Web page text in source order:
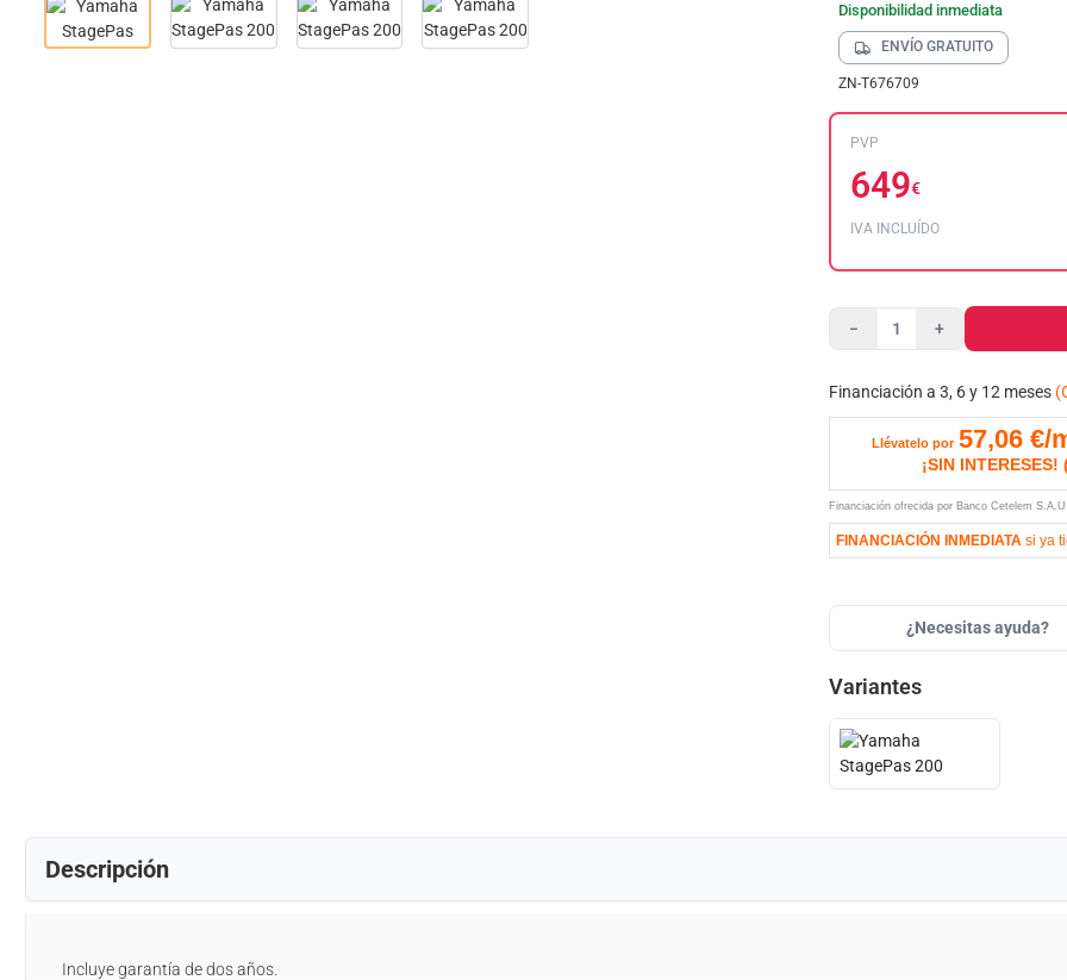
Disponibilidad inmediata
ENVÍO GRATUITO
ZN-T676709
PVP
649€
IVA INCLUÍDO
− +
Financiación a 3, 6 y 12 meses
Llévatelo por 57,06 €/
¡SIN INTERESES!
Financiación ofrecida por Banco Cetelem S.A.U.
FINANCIACIÓN INMEDIATA si ya
¿Necesitas ayuda?
Variantes
Descripción
Incluye garantía de dos años.